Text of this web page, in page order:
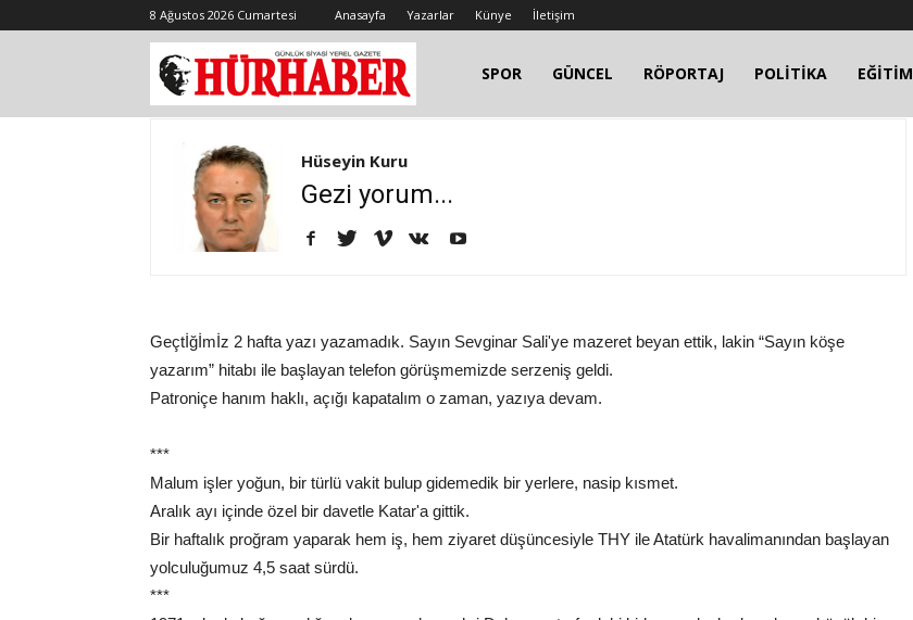
8 Ağustos 2026 Cumartesi Anasayfa Yazarlar Künye İletişim
SPOR GÜNCEL RÖPORTAJ POLİTİKA EĞİTİM
Hüseyin Kuru
Gezi yorum...
Geçtİğİmİz 2 hafta yazı yazamadık. Sayın Sevginar Sali'ye mazeret beyan ettik, lakin “Sayın köşe
yazarım” hitabı ile başlayan telefon görüşmemizde serzeniş geldi.
Patroniçe hanım haklı, açığı kapatalım o zaman, yazıya devam.
***
Malum işler yoğun, bir türlü vakit bulup gidemedik bir yerlere, nasip kısmet.
Aralık ayı içinde özel bir davetle Katar'a gittik.
Bir haftalık proğram yaparak hem iş, hem ziyaret düşüncesiyle THY ile Atatürk havalimanından başlayan
yolculuğumuz 4,5 saat sürdü.
***